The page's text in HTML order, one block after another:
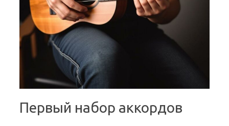
Первый набор аккордов